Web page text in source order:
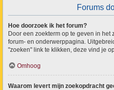
Forums
Hoe doorzoek ik het forum?
Door een zoekterm op te geven in
forum- en onderwerppagina.
"zoeken" link te klikken, deze vind je
Omhoog
Waarom levert mijn zoekopdracht